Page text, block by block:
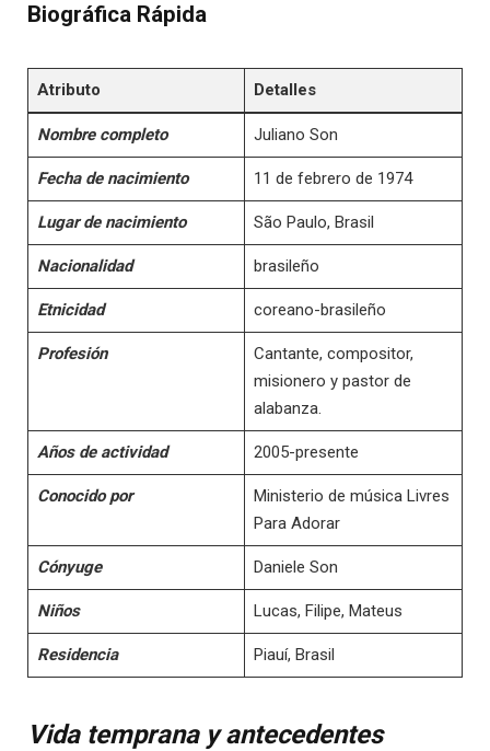
Biográfica Rápida
Atributo Detalles
Nombre completo Juliano Son
Fecha de nacimiento 11 de febrero de 1974
Lugar de nacimiento São Paulo, Brasil
Nacionalidad brasileño
Etnicidad coreano-brasileño
Profesión
Cantante, compositor,
misionero y pastor de
alabanza.
Años de actividad 2005-presente
Conocido por
Ministerio de música Livres
Para Adorar
Cónyuge Daniele Son
Niños Lucas, Filipe, Mateus
Residencia Piauí, Brasil
Vida temprana y antecedentes